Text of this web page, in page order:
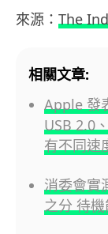
來源： The
相關文章:
Apple 發
USB 2.0
有不同速
消委會實
之分 待